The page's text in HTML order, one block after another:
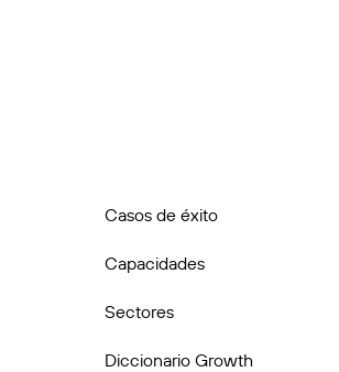
Casos de éxito
Capacidades
Sectores
Diccionario Growth